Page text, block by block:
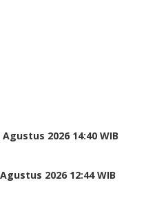
Agustus 2026 14:40 WIB
2026 12:44 WIB